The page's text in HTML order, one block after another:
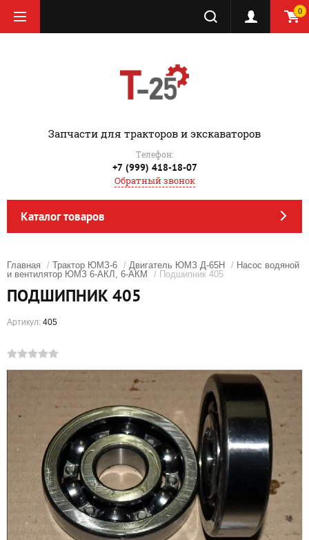
0
‎Запчасти для тракторов и экскаваторов
Телефон:
+7 (999) 418-18-07
Обратный звонок
Каталог товаров
Главная / Трактор ЮМЗ-6 / Двигатель ЮМЗ Д-65Н / Насос водяной
и вентилятор ЮМЗ 6-АКЛ, 6-АКМ
/ Подшипник 405
ПОДШИПНИК 405
Артикул: 405